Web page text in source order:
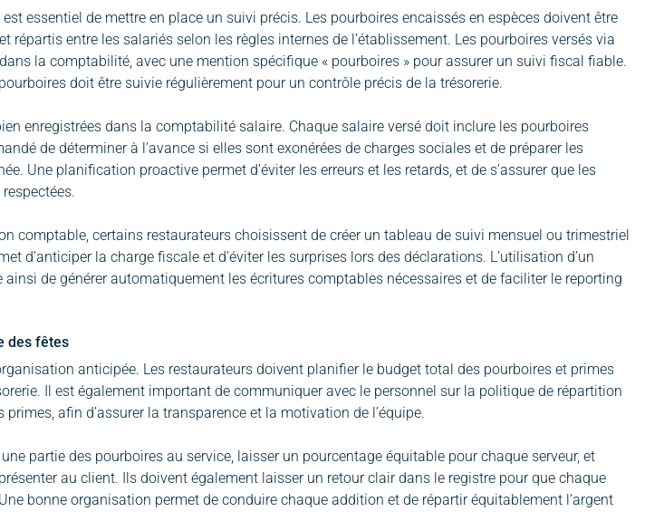
essentiel de mettre en place un suivi précis. Les pourboires encaissés en espèces doivent être
répartis entre les salariés selon les règles internes de l’établissement. Les pourboires versés via
la comptabilité, avec une mention spécifique « pourboires » pour assurer un suivi fiscal fiable.
doit être suivie régulièrement pour un contrôle précis de la trésorerie.
enregistrées dans la comptabilité salaire. Chaque salaire versé doit inclure les pourboires
de déterminer à l’avance si elles sont exonérées de charges sociales et de préparer les
Une planification proactive permet d’éviter les erreurs et les retards, et de s’assurer que les
comptable, certains restaurateurs choisissent de créer un tableau de suivi mensuel ou trimestriel
d’anticiper la charge fiscale et d’éviter les surprises lors des déclarations. L’utilisation d’un
de générer automatiquement les écritures comptables nécessaires et de faciliter le reporting
des fêtes
anticipée. Les restaurateurs doivent planifier le budget total des pourboires et primes
Il est également important de communiquer avec le personnel sur la politique de répartition
afin d’assurer la transparence et la motivation de l’équipe.
partie des pourboires au service, laisser un pourcentage équitable pour chaque serveur, et
au client. Ils doivent également laisser un retour clair dans le registre pour que chaque
bonne organisation permet de conduire chaque addition et de répartir équitablement l’argent